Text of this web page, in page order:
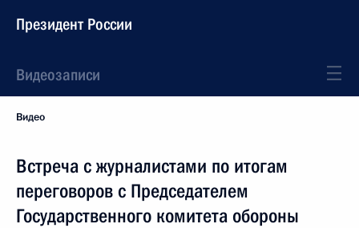
Президент России
Видеозаписи
Видео
Встреча с журналистами по итогам
переговоров с Председателем
Государственного комитета обороны